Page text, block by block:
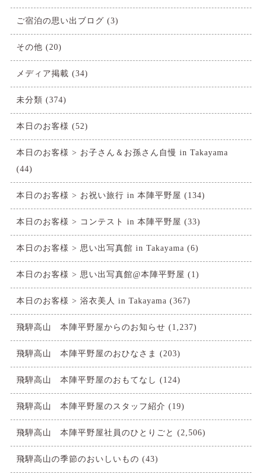
ご宿泊の思い出ブログ (3)
その他 (20)
メディア掲載 (34)
未分類 (374)
本日のお客様 (52)
本日のお客様 > お子さん＆お孫さん自慢 in Takayama
(44)
本日のお客様 > お祝い旅行 in 本陣平野屋 (134)
本日のお客様 > コンテスト in 本陣平野屋 (33)
本日のお客様 > 思い出写真館 in Takayama (6)
本日のお客様 > 思い出写真館@本陣平野屋 (1)
本日のお客様 > 浴衣美人 in Takayama (367)
飛騨高山 本陣平野屋からのお知らせ (1,237)
飛騨高山 本陣平野屋のおひなさま (203)
飛騨高山 本陣平野屋のおもてなし (124)
飛騨高山 本陣平野屋のスタッフ紹介 (19)
飛騨高山 本陣平野屋社員のひとりごと (2,506)
飛騨高山の季節のおいしいもの (43)